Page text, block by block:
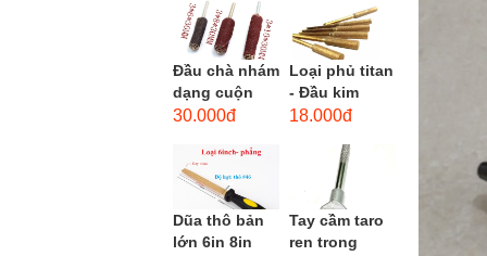
Đầu chà nhám
dạng cuộn
loại dài gắn
cốt 3mm
đầu...
30.000đ
Loại phủ titan
- Đầu kim
cương hình
(mũi mài...
18.000đ
Dũa thô bản
lớn 6in 8in
Tay cầm taro
ren trong